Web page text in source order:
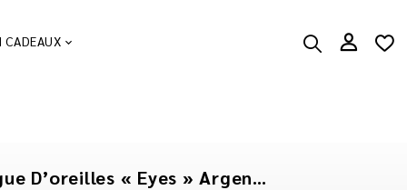
CADEAUX
Bague D’oreilles « Eyes » Argent 925